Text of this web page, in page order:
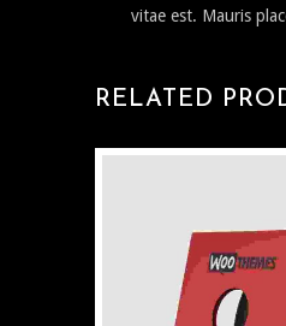
vitae est. Mauris
RELATED